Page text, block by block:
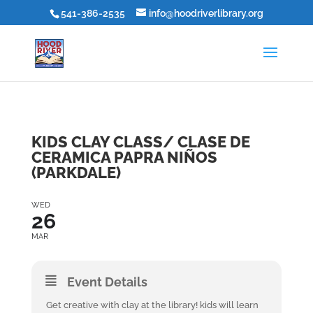
541-386-2535 info@hoodriverlibrary.org
KIDS CLAY CLASS/ CLASE DE
CERAMICA PAPRA NIÑOS
(PARKDALE)
WED
26
MAR
Event Details
Get creative with clay at the library! kids will learn